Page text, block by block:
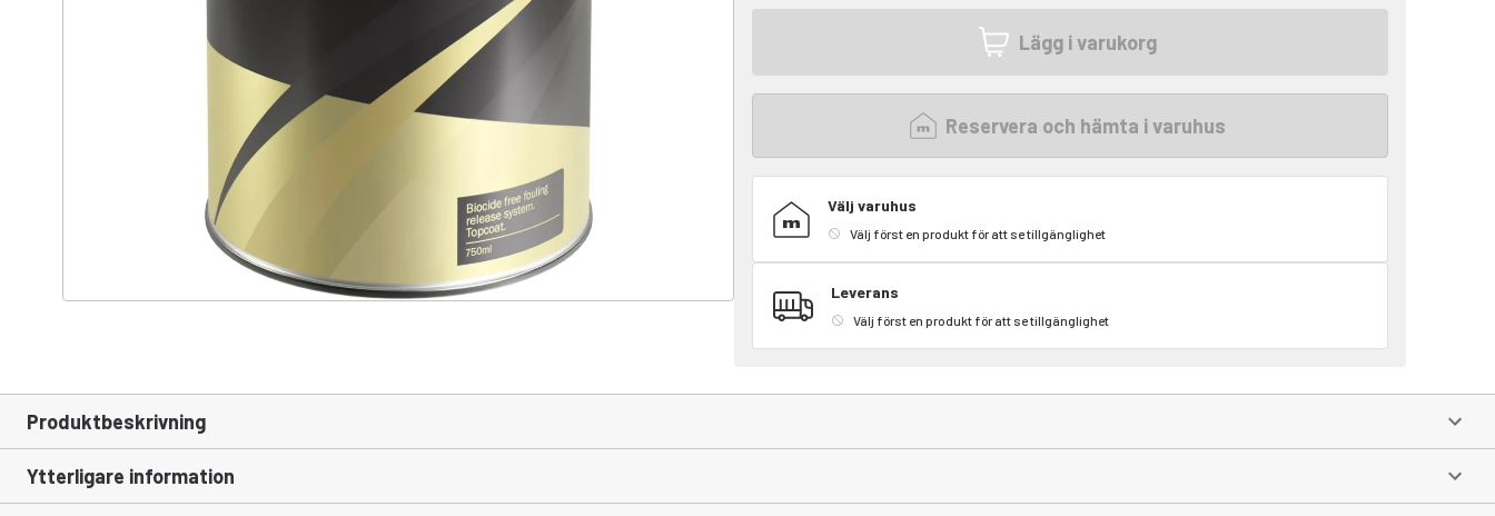
Lägg i varukorg
Reservera och hämta i varuhus
Välj varuhus
Välj först en produkt för att se tillgänglighet
Leverans
Välj först en produkt för att se tillgänglighet
Produktbeskrivning
Ytterligare information